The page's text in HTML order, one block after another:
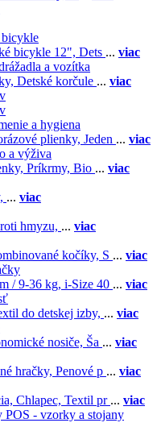
bicykle 12", Dets ... viac
a vozítka
Detské korčule ... viac
a hygiena
plienky, Jeden ... viac
a výživa
Príkrmy, Bio ... viac
... viac
hmyzu, ... viac
kočíky, S ... viac
/ 9-36 kg, i-Size 40 ... viac
do detskej izby, ... viac
nosiče, Ša ... viac
hračky, Penové p ... viac
Chlapec, Textil pr ... viac
POS - vzorky a stojany